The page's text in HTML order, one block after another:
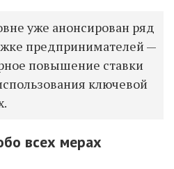
уже анонсирован ряд
предпринимателей —
повышение ставки
ключевой
всех мерах